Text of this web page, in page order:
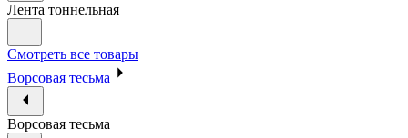
Лента тоннельная
Смотреть все товары
Ворсовая тесьма
Ворсовая тесьма